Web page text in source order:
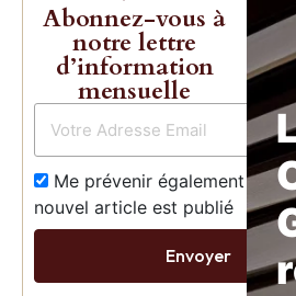
Abonnez-vous à
notre lettre
d’information
mensuelle
Me prévenir également dès
nouvel article est publié
Envoyer